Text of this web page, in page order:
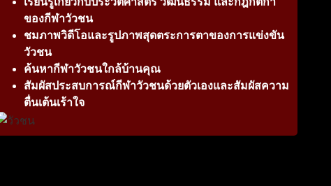
ของกีฬาวัวชน
ชมภาพวิดีโอและรูปภาพสุดตระการตาของการแข่งขัน
วัวชน
ค้นหากีฬาวัวชนใกล้บ้านคุณ
สัมผัสประสบการณ์กีฬาวัวชนด้วยตัวเองและสัมผัสความ
ตื่นเต้นเร้าใจ